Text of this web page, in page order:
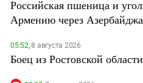
Российская пшеница и
Армению через
05:52,8 августа 2026
Боец из Ростовской